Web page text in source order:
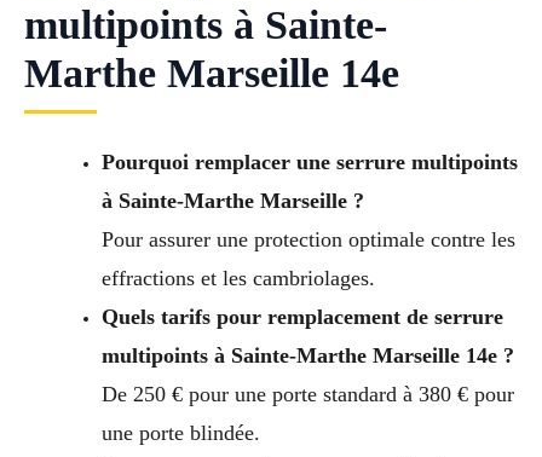
multipoints à Sainte-
Marthe Marseille 14e
Pourquoi remplacer une serrure multipoints
à Sainte-Marthe Marseille ?
Pour assurer une protection optimale contre les
effractions et les cambriolages.
Quels tarifs pour remplacement de serrure
multipoints à Sainte-Marthe Marseille 14e ?
De 250 € pour une porte standard à 380 € pour
une porte blindée.